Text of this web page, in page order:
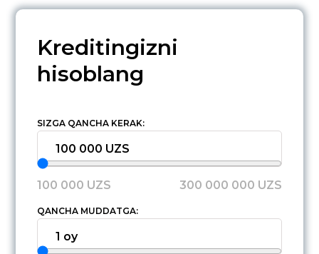
Kreditingizni
hisoblang
SIZGA QANCHA KERAK:
100 000 UZS
100 000 UZS 300 000 000 UZS
QANCHA MUDDATGA:
1 oy